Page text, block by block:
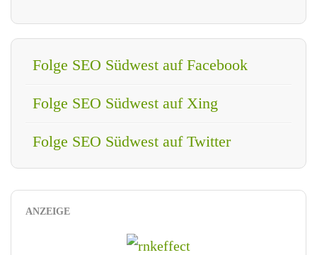
Folge SEO Südwest auf Facebook
Folge SEO Südwest auf Xing
Folge SEO Südwest auf Twitter
ANZEIGE